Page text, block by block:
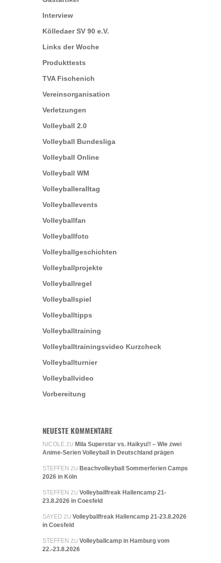
Interview
Kölledaer SV 90 e.V.
Links der Woche
Produkttests
TVA Fischenich
Vereinsorganisation
Verletzungen
Volleyball 2.0
Volleyball Bundesliga
Volleyball Online
Volleyball WM
Volleyballeralltag
Volleyballevents
Volleyballfan
Volleyballfoto
Volleyballgeschichten
Volleyballprojekte
Volleyballregel
Volleyballspiel
Volleyballtipps
Volleyballtraining
Volleyballtrainingsvideo Kurzcheck
Volleyballturnier
Volleyballvideo
Vorbereitung
NEUESTE KOMMENTARE
NICOLE ZU Mila Superstar vs. Haikyu!! – Wie zwei
Anime-Serien Volleyball in Deutschland prägen
STEFFEN ZU Beachvolleyball Sommerferien Camps
2026 in Köln
STEFFEN ZU Volleyballfreak Hallencamp 21-
23.8.2026 in Coesfeld
SAYED ZU Volleyballfreak Hallencamp 21-23.8.2026
in Coesfeld
STEFFEN ZU Volleyballcamp in Hamburg vom
22.-23.8.2026